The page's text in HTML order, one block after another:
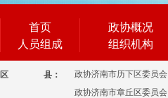
首页
人员组成
政协概况
组织机构
区 县： 政协济南市历下区委员会
政协济南市章丘区委员会